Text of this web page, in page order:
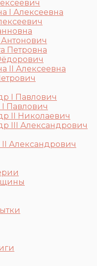
I Алексеевна
Петровна
II Алексеевна
I Павлович
Павлович
II Николаевич
III Александрович
Александрович